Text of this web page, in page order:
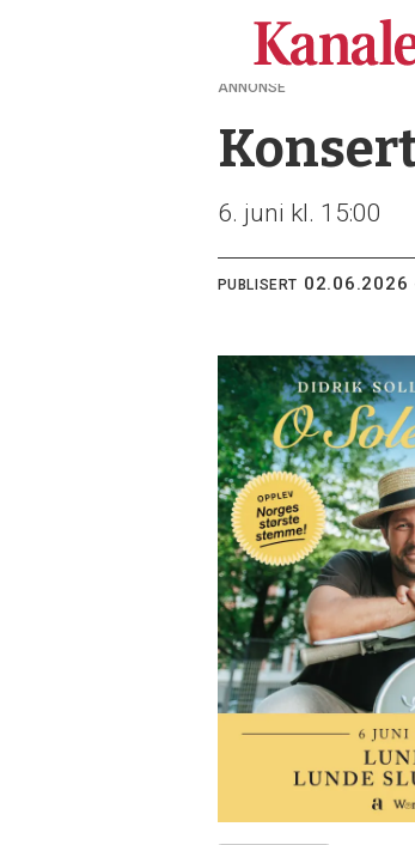
ANNONSE
6. juni kl. 15:00
PUBLISERT